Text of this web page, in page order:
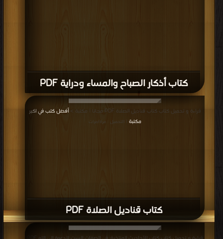
كتاب أذكار الصباح والمساء ودراية PDF
كتاب قناديل الصلاة PDF
قراءة و تحميل كتاب كتاب قناديل الصلاة PDF مجانا | مكتبة >
أفضل كتب في اكبر
مكتبة
| التحميل : مرة/مرات